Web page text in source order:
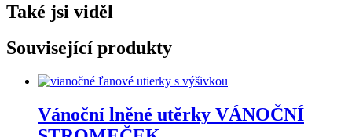
Také jsi viděl
Související produkty
Vánoční lněné utěrky VÁNOČNÍ